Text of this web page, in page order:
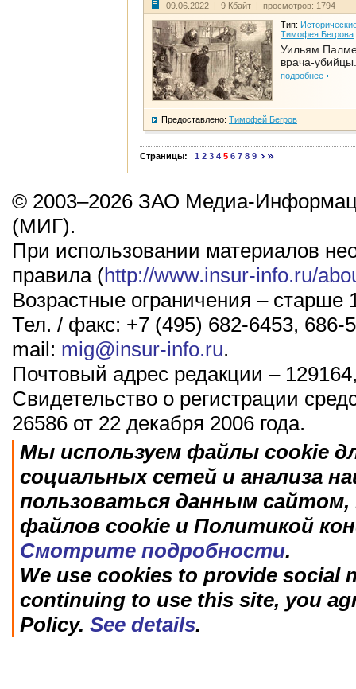
09.06.2022 | 9 Кбайт | просмотров: 1794
Тип:
Тимофея Бегрова
Уильям
врача-
подробнее
Предоставлено: Тимофей Бегров
Страницы: 1 2 3 4 5 6 7 8 9
© 2003–2026 ЗАО Медиа-
(МИГ).
При использовании материалов
правила (http://www.insur-info.ru/
Возрастные ограничения – старше
Тел. / факс: +7 (495) 682-6453, 686-
mail: mig@insur-info.ru.
Почтовый адрес редакции –
Свидетельство о регистрации
26586 от 22 декабря 2006 года.
Мы используем файлы cookie
социальных сетей и анализа
пользоваться данным
файлов cookie и Политикой
Смотрите подробности.
We use cookies to provide social
continuing to use this site, you
Policy. See details.